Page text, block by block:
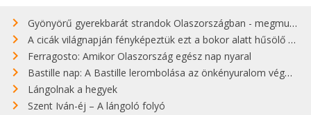
Gyönyörű gyerekbarát strandok Olaszországban - megmutatjuk a 15 legjobbat
A cicák világnapján fényképeztük ezt a bokor alatt hűsölő cicát Kisorosziban
Ferragosto: Amikor Olaszország egész nap nyaral
Bastille nap: A Bastille lerombolása az önkényuralom végét jelentette
Lángolnak a hegyek
Szent Iván-éj – A lángoló folyó